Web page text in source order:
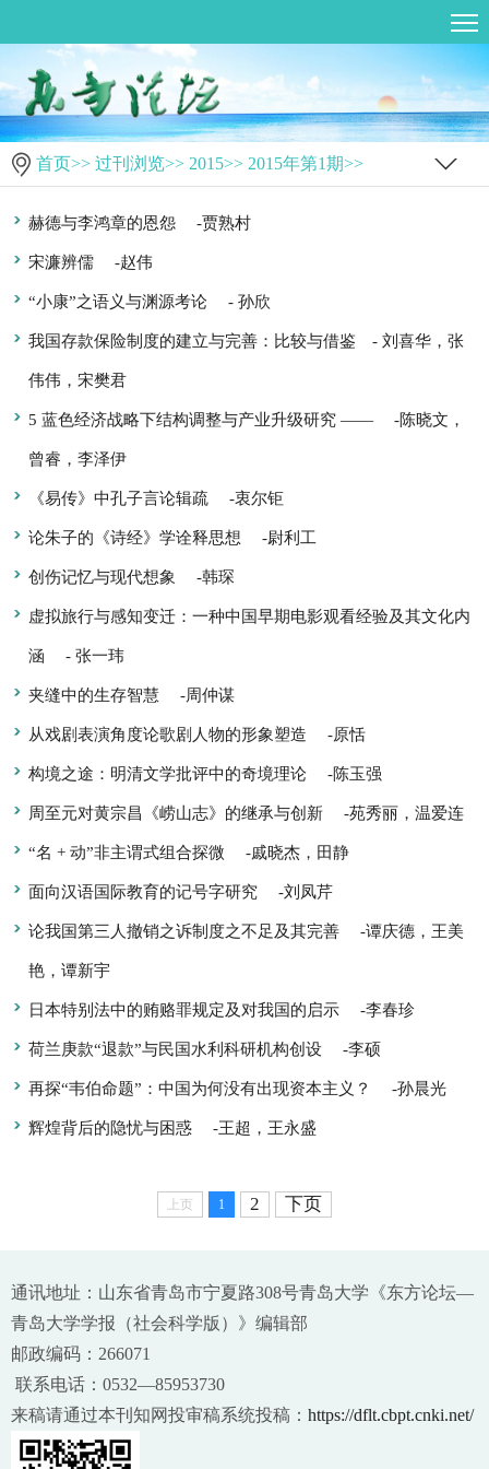
首页>> 过刊浏览>> 2015>> 2015年第1期>>
赫德与李鸿章的恩怨-贾熟村
宋濂辨儒-赵伟
“小康”之语义与渊源考论- 孙欣
我国存款保险制度的建立与完善：比较与借鉴- 刘喜华，张
伟伟，宋樊君
5 蓝色经济战略下结构调整与产业升级研究 ——-陈晓文，
曾睿，李泽伊
《易传》中孔子言论辑疏-衷尔钜
论朱子的《诗经》学诠释思想-尉利工
创伤记忆与现代想象-韩琛
虚拟旅行与感知变迁：一种中国早期电影观看经验及其文化内
涵- 张一玮
夹缝中的生存智慧-周仲谋
从戏剧表演角度论歌剧人物的形象塑造-原恬
构境之途：明清文学批评中的奇境理论-陈玉强
周至元对黄宗昌《崂山志》的继承与创新-苑秀丽，温爱连
“名 + 动”非主谓式组合探微-戚晓杰，田静
面向汉语国际教育的记号字研究-刘凤芹
论我国第三人撤销之诉制度之不足及其完善-谭庆德，王美
艳，谭新宇
日本特别法中的贿赂罪规定及对我国的启示-李春珍
荷兰庚款“退款”与民国水利科研机构创设-李硕
再探“韦伯命题”：中国为何没有出现资本主义？-孙晨光
辉煌背后的隐忧与困惑-王超，王永盛
上页 1 2 下页
通讯地址：山东省青岛市宁夏路308号青岛大学《东方论坛—
青岛大学学报（社会科学版）》编辑部
邮政编码：266071
联系电话：0532—85953730
来稿请通过本刊知网投审稿系统投稿： https://dflt.cbpt.cnki.net/